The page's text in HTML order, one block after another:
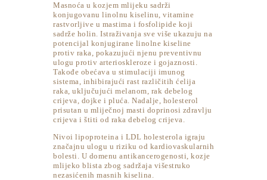
Masnoća u kozjem mlijeku sadrži
konjugovanu linolnu kiselinu, vitamine
rastvorljive u mastima i fosfolipide koji
sadrže holin. Istraživanja sve više ukazuju na
potencijal konjugirane linolne kiseline
protiv raka, pokazujući njenu preventivnu
ulogu protiv arterioskleroze i gojaznosti.
Takođe obećava u stimulaciji imunog
sistema, inhibirajući rast različitih ćelija
raka, uključujući melanom, rak debelog
crijeva, dojke i pluća. Nadalje, holesterol
prisutan u mliječnoj masti doprinosi zdravlju
crijeva i štiti od raka debelog crijeva.
Nivoi lipoproteina i LDL holesterola igraju
značajnu ulogu u riziku od kardiovaskularnih
bolesti. U domenu antikancerogenosti, kozje
mlijeko blista zbog sadržaja višestruko
nezasićenih masnih kiselina.